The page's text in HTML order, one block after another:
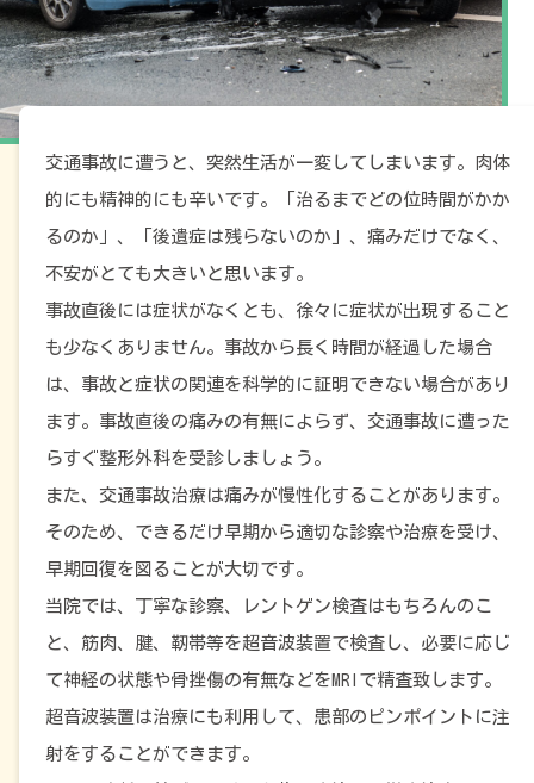
交通事故に遭うと、突然生活が一変してしまいます。肉体
的にも精神的にも辛いです。「治るまでどの位時間がかか
るのか」、「後遺症は残らないのか」、痛みだけでなく、
不安がとても大きいと思います。
事故直後には症状がなくとも、徐々に症状が出現すること
も少なくありません。事故から長く時間が経過した場合
は、事故と症状の関連を科学的に証明できない場合があり
ます。事故直後の痛みの有無によらず、交通事故に遭った
らすぐ整形外科を受診しましょう。
また、交通事故治療は痛みが慢性化することがあります。
そのため、できるだけ早期から適切な診察や治療を受け、
早期回復を図ることが大切です。
当院では、丁寧な診察、レントゲン検査はもちろんのこ
と、筋肉、腱、靭帯等を超音波装置で検査し、必要に応じ
て神経の状態や骨挫傷の有無などをMRIで精査致します。
超音波装置は治療にも利用して、患部のピンポイントに注
射をすることができます。